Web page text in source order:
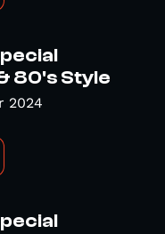
80's Style
2024